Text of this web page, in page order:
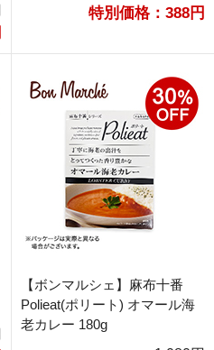
特別価格：388円
【ボンマルシェ】麻布十番
Polieat(ポリート) オマール海
老カレー 180g